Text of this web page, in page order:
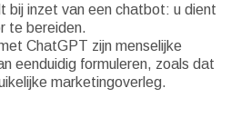
bij inzet van een chatbot: u dient
te bereiden.
ChatGPT zijn menselijke
eenduidig formuleren, zoals dat
marketingoverleg.